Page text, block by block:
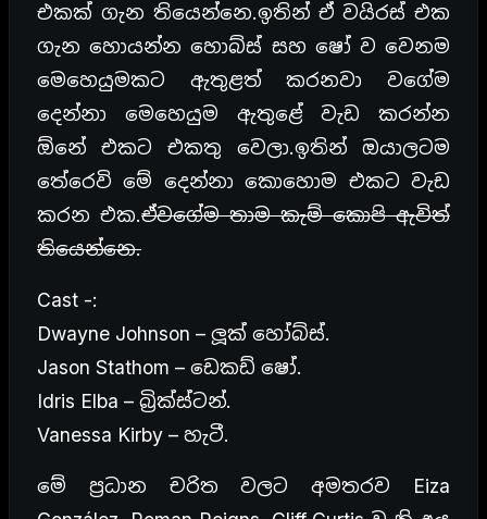
එකක් ගැන තියෙන්නෙ.ඉතින් ඒ වයිරස් එක
ගැන හොයන්න හොබ්ස් සහ ෂෝ ව වෙනම
මෙහෙයුමකට ඇතුළත් කරනවා වගේම
දෙන්නා මෙහෙයුම ඇතුළේ වැඩ කරන්න
ඕනේ එකට එකතු වෙලා.ඉතින් ඔයාලටම
තේරෙවි මේ දෙන්නා කොහොම එකට වැඩ
කරන එක.ඒවගේම තාම කැම් කොපි ඇවිත්
තියෙන්නෙ.
Cast -:
Dwayne Johnson – ලූක් හෝබ්ස්.
Jason Stathom – ඩෙකඩ් ෂෝ.
Idris Elba – බ්‍රික්ස්ටන්.
Vanessa Kirby – හැටී.
මේ ප්‍රධාන චරිත වලට අමතරව Eiza